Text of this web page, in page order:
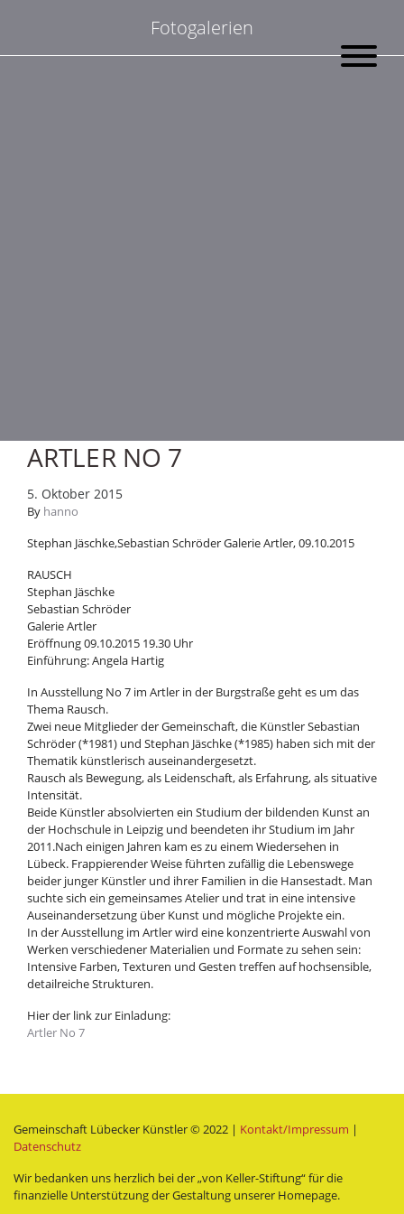
Fotogalerien
ARTLER NO 7
5. Oktober 2015
By hanno
Stephan Jäschke,Sebastian Schröder Galerie Artler, 09.10.2015
RAUSCH
Stephan Jäschke
Sebastian Schröder
Galerie Artler
Eröffnung 09.10.2015 19.30 Uhr
Einführung: Angela Hartig
In Ausstellung No 7 im Artler in der Burgstraße geht es um das
Thema Rausch.
Zwei neue Mitglieder der Gemeinschaft, die Künstler Sebastian
Schröder (*1981) und Stephan Jäschke (*1985) haben sich mit der
Thematik künstlerisch auseinandergesetzt.
Rausch als Bewegung, als Leidenschaft, als Erfahrung, als situative
Intensität.
Beide Künstler absolvierten ein Studium der bildenden Kunst an
der Hochschule in Leipzig und beendeten ihr Studium im Jahr
2011.Nach einigen Jahren kam es zu einem Wiedersehen in
Lübeck. Frappierender Weise führten zufällig die Lebenswege
beider junger Künstler und ihrer Familien in die Hansestadt. Man
suchte sich ein gemeinsames Atelier und trat in eine intensive
Auseinandersetzung über Kunst und mögliche Projekte ein.
In der Ausstellung im Artler wird eine konzentrierte Auswahl von
Werken verschiedener Materialien und Formate zu sehen sein:
Intensive Farben, Texturen und Gesten treffen auf hochsensible,
detailreiche Strukturen.
Hier der link zur Einladung:
Artler No 7
Gemeinschaft Lübecker Künstler © 2022 | Kontakt/Impressum |
Datenschutz
Wir bedanken uns herzlich bei der „von Keller-Stiftung“ für die
finanzielle Unterstützung der Gestaltung unserer Homepage.